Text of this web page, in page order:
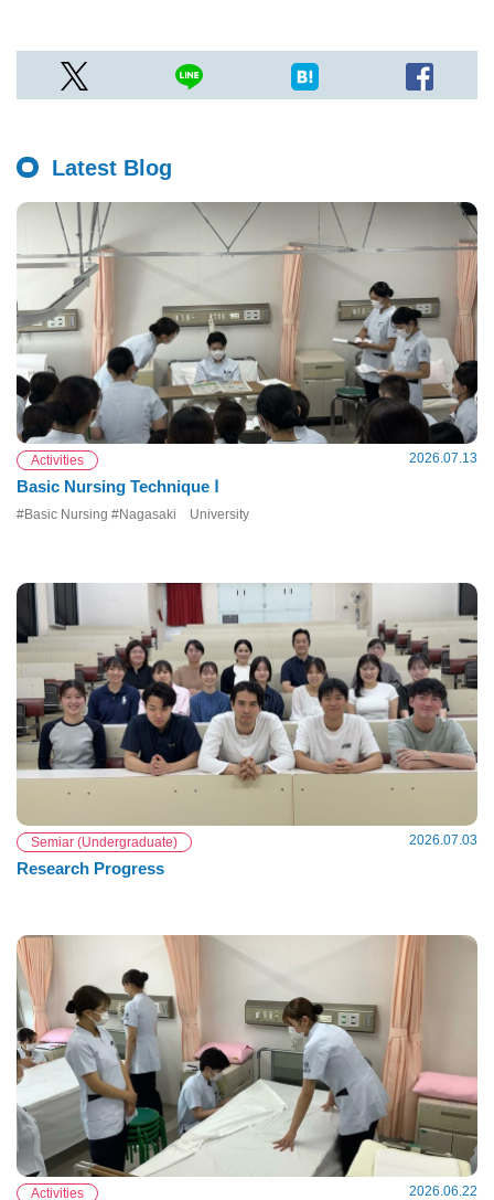
Latest Blog
Activities 2026.07.13
Basic Nursing Technique Ⅰ
#Basic Nursing #Nagasaki University
Semiar (Undergraduate) 2026.07.03
Research Progress
Activities 2026.06.22